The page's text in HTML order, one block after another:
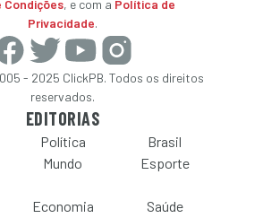
Condições, e com a Política de
Privacidade.
- 2025 ClickPB. Todos os direitos
reservados.
EDITORIAS
Política
Brasil
Mundo Esporte
Economia Saúde